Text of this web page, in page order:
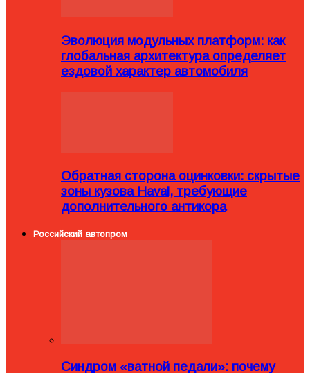
Эволюция модульных платформ: как
глобальная архитектура определяет
ездовой характер автомобиля
Обратная сторона оцинковки: скрытые
зоны кузова Haval, требующие
дополнительного антикора
Российский автопром
Синдром «ватной педали»: почему